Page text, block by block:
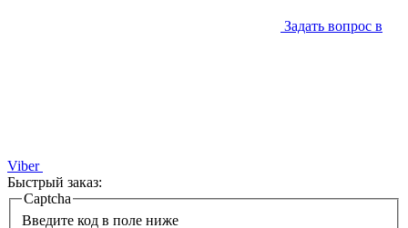
Задать вопрос в
Viber
Быстрый заказ:
Captcha
Введите код в поле ниже